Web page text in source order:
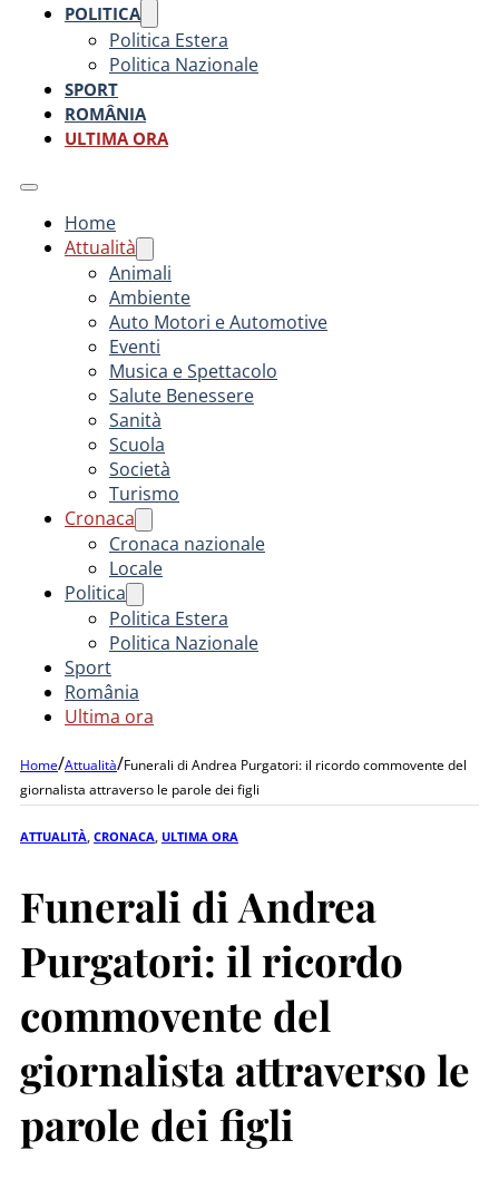
POLITICA
Politica Estera
Politica Nazionale
SPORT
ROMÂNIA
ULTIMA ORA
Home
Attualità
Animali
Ambiente
Auto Motori e Automotive
Eventi
Musica e Spettacolo
Salute Benessere
Sanità
Scuola
Società
Turismo
Cronaca
Cronaca nazionale
Locale
Politica
Politica Estera
Politica Nazionale
Sport
România
Ultima ora
Home/Attualità/Funerali di Andrea Purgatori: il ricordo commovente del
giornalista attraverso le parole dei figli
ATTUALITÀ CRONACA ULTIMA ORA
Funerali di Andrea
Purgatori: il ricordo
commovente del
giornalista attraverso le
parole dei figli